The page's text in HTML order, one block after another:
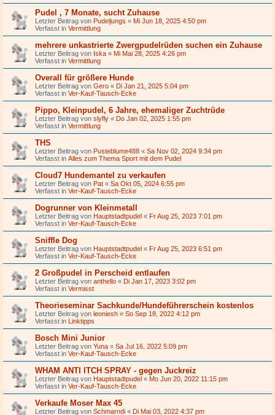
Pudel , 7 Monate, sucht Zuhause
Letzter Beitrag von Pudeljungs « Mi Jun 18, 2025 4:50 pm
Verfasst in Vermittlung
mehrere unkastrierte Zwergpudelrüden suchen ein Zuhause
Letzter Beitrag von Iska « Mi Mai 28, 2025 4:26 pm
Verfasst in Vermittlung
Overall für größere Hunde
Letzter Beitrag von Gero « Di Jan 21, 2025 5:04 pm
Verfasst in Ver-Kauf-Tausch-Ecke
Pippo, Kleinpudel, 6 Jahre, ehemaliger Zuchtrüde
Letzter Beitrag von slyfly « Do Jan 02, 2025 1:55 pm
Verfasst in Vermittlung
THS
Letzter Beitrag von Pusteblume488 « Sa Nov 02, 2024 9:34 pm
Verfasst in Alles zum Thema Sport mit dem Pudel
Cloud7 Hundemantel zu verkaufen
Letzter Beitrag von Pat « Sa Okt 05, 2024 6:55 pm
Verfasst in Ver-Kauf-Tausch-Ecke
Dogrunner von Kleinmetall
Letzter Beitrag von Hauptstadtpudel « Fr Aug 25, 2023 7:01 pm
Verfasst in Ver-Kauf-Tausch-Ecke
Sniffle Dog
Letzter Beitrag von Hauptstadtpudel « Fr Aug 25, 2023 6:51 pm
Verfasst in Ver-Kauf-Tausch-Ecke
2 Großpudel in Perscheid entlaufen
Letzter Beitrag von anthello « Di Jan 17, 2023 3:02 pm
Verfasst in Vermisst
Theorieseminar Sachkunde/Hundeführerschein kostenlos
Letzter Beitrag von leoniesh « So Sep 18, 2022 4:12 pm
Verfasst in Linktipps
Bosch Mini Junior
Letzter Beitrag von Yuna « Sa Jul 16, 2022 5:09 pm
Verfasst in Ver-Kauf-Tausch-Ecke
WHAM ANTI ITCH SPRAY - gegen Juckreiz
Letzter Beitrag von Hauptstadtpudel « Mo Jun 20, 2022 11:15 pm
Verfasst in Ver-Kauf-Tausch-Ecke
Verkaufe Moser Max 45
Letzter Beitrag von Schmarndi « Di Mai 03, 2022 4:37 pm